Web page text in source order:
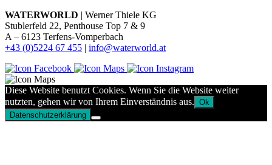
WATERWORLD | Werner Thiele KG
Stublerfeld 22, Penthouse Top 7 & 9
A – 6123 Terfens-Vomperbach
+43 (0)5224 67 455 | info@waterworld.at
Diese Website benutzt Cookies. Wenn Sie die Website weiter
nutzten, gehen wir von Ihrem Einverständnis aus. Ok
Datenschutzerklärung